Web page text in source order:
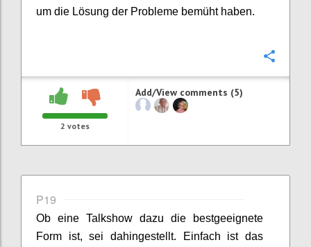
um die Lösung der Probleme bemüht haben.
2 votes
Add/View comments (5)
P19
Ob eine Talkshow dazu die bestgeeignete
Form ist, sei dahingestellt. Einfach ist das